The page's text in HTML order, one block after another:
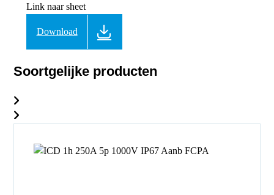
Link naar sheet
Download
Soortgelijke producten